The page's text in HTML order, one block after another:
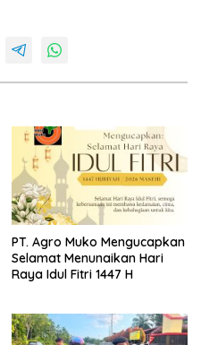
PT. Agro Muko Mengucapkan
Selamat Menunaikan Hari
Raya Idul Fitri 1447 H